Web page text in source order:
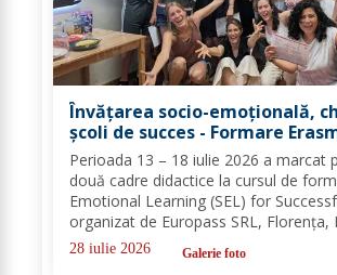
Învățarea socio-emoțională,
școli de succes - Formare
două cadre didactice de la
Gimnazială „Spiru Haret”
Perioada 13 – 18 iulie 2026 a marcat
două cadre didactice la cursul de
Emotional Learning (SEL) for
organizat de Europass SRL,
prin programul de Acreditare
educație școlară număr de referință...
28 iulie 2026 Galerie foto